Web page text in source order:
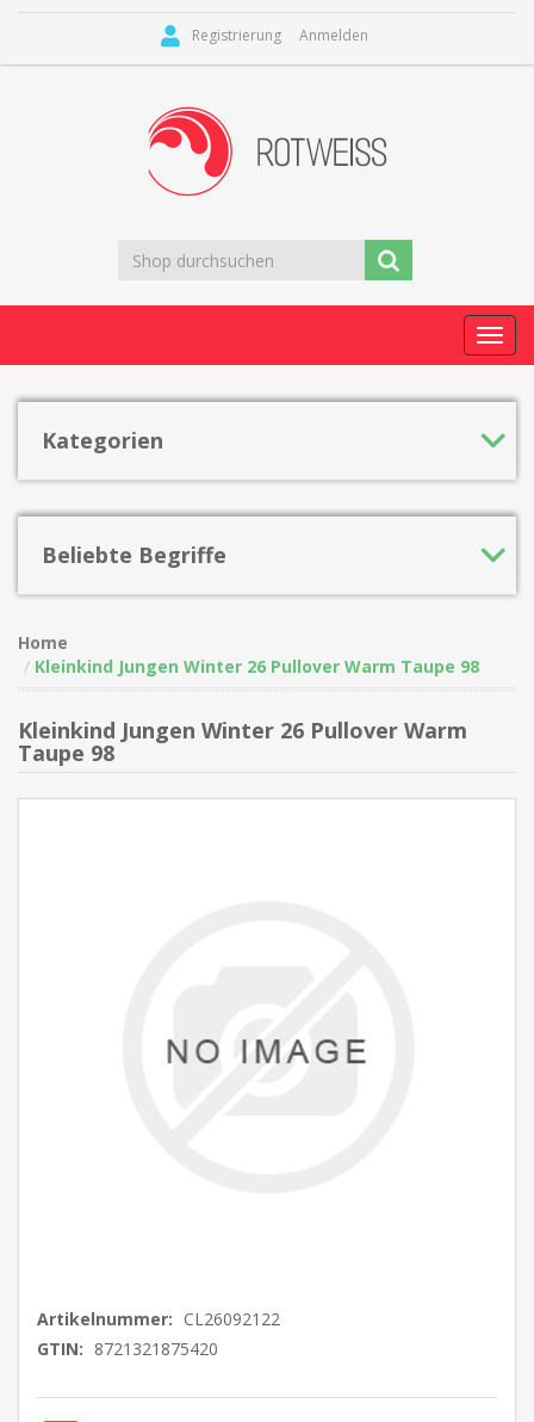
Registrierung Anmelden
Kategorien
Beliebte Begriffe
Home
Kleinkind Jungen Winter 26 Pullover Warm Taupe 98
Kleinkind Jungen Winter 26 Pullover Warm
Taupe 98
Artikelnummer: CL26092122
GTIN: 8721321875420